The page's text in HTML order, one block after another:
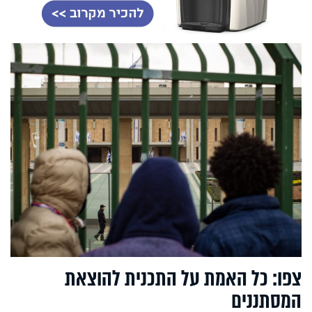
צפו: כל האמת על התכנית להוצאת
המסתננים